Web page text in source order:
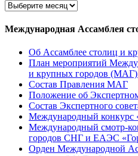
Международная Ассамблея
Об Ассамблее столиц и
План мероприятий
и крупных городов (МАГ)
Состав Правления МАГ
Положение об
Состав Экспертного
Международный конкурс
Международный смотр-
городов СНГ и ЕАЭС
Орден Международной